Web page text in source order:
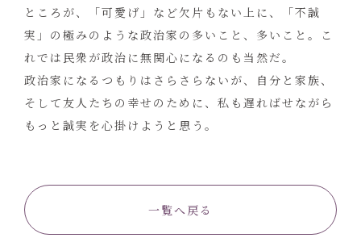
ところが、「可愛げ」など欠片もない上に、「不誠
実」の極みのような政治家の多いこと、多いこと。こ
れでは民衆が政治に無関心になるのも当然だ。
政治家になるつもりはさらさらないが、自分と家族、
そして友人たちの幸せのために、私も遅ればせながら
もっと誠実を心掛けようと思う。
一覧へ戻る